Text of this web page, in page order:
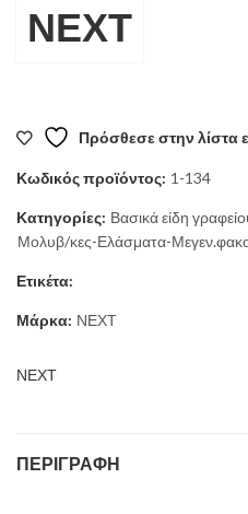
ΝΕΧΤ
Πρόσθεσε στην λίστα
Κωδικός προϊόντος: 1-134
Κατηγορίες: Βασικά είδη
Μολυβ/κες-Ελάσματα-
Ετικέτα:
Μάρκα: ΝΕΧΤ
ΝΕΧΤ
ΠΕΡΙΓΡΑΦΉ